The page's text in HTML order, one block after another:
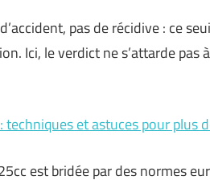
pas de récidive : ce
Ici, le verdict ne s’attarde
et astuces pour plus
est bridée par des normes